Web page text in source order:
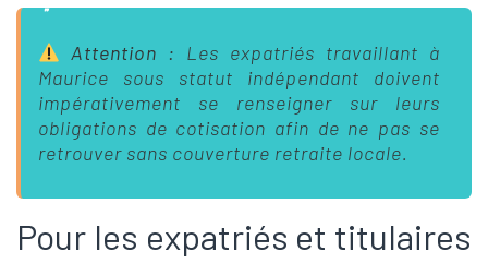
Attention : Les expatriés travaillant à
Maurice sous statut indépendant doivent
impérativement se renseigner sur leurs
obligations de cotisation afin de ne pas se
retrouver sans couverture retraite locale.
Pour les expatriés et titulaires